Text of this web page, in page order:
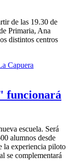
de las 19.30 de
Primaria, Ana
distintos centros
funcionará
escuela. Será
alumnos desde
la experiencia piloto
se complementará